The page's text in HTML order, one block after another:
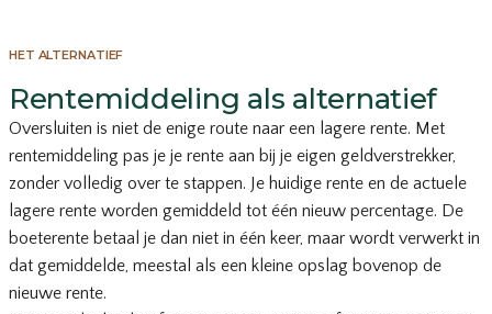
HET ALTERNATIEF
Rentemiddeling als alternatief
Oversluiten is niet de enige route naar een lagere rente. Met
rentemiddeling pas je je rente aan bij je eigen geldverstrekker,
zonder volledig over te stappen. Je huidige rente en de actuele
lagere rente worden gemiddeld tot één nieuw percentage. De
boeterente betaal je dan niet in één keer, maar wordt verwerkt in
dat gemiddelde, meestal als een kleine opslag bovenop de
nieuwe rente.